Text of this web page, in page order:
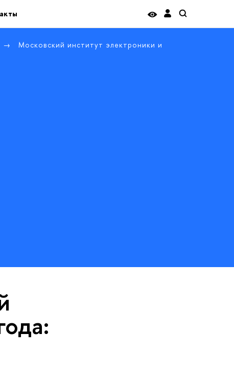
Московский институт электроники и